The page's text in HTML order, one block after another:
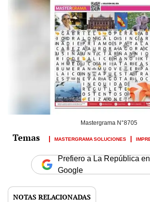
Mastergrama N°8705
MASTERGRAMA SOLUCIONES
Prefiero a La República en
Google
NOTAS RELACIONADAS